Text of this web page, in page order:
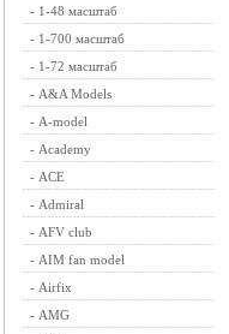
- 1-48 масштаб
- 1-700 масштаб
- 1-72 масштаб
- A&A Models
- A-model
- Academy
- ACE
- Admiral
- AFV club
- AIM fan model
- Airfix
- AMG